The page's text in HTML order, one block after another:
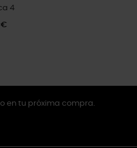
4
€
en tu próxima compra.